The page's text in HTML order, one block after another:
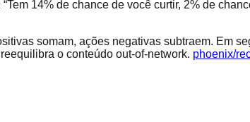
14% de chance de você curtir, 2% de
somam, ações negativas subtraem. Em
o conteúdo out-of-network. phoenix/